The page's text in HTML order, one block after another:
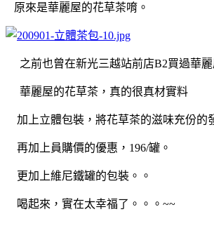
原來是華麗屋的花草茶唷。
之前也曾在新光三越站前店B2買過華麗
華麗屋的花草茶，真的很真材實料
加上立體包裝，將花草茶的滋味充份的
再加上員購價的優惠，196/罐。
更加上維尼鐵罐的包裝。。
喝起來，實在太幸福了。。。~~